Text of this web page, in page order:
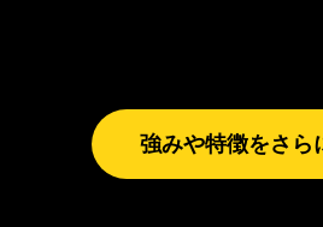
強みや特徴をさら